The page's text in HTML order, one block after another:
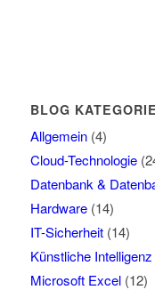
BLOG
Allgemein(4)
Cloud-Technologie
Datenbank &
Hardware(14)
IT-Sicherheit(14)
Künstliche
Microsoft Excel(12)